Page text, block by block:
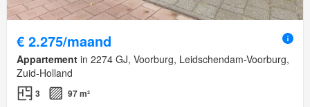
€ 2.275/maand
Appartement in 2274 GJ, Voorburg, Leidschendam-Voorburg,
Zuid-Holland
3 97 m²